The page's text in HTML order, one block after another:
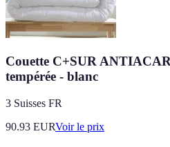
Couette C+SUR
tempérée - blanc
3 Suisses FR
90.93 EURVoir le prix